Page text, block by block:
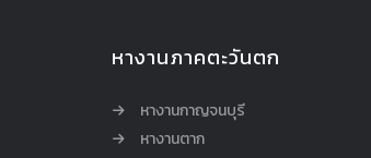
หางานภาคตะวันตก
หางานกาญจนบุรี
หางานตาก